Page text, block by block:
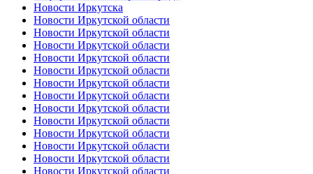
Новости Иркутска
Новости Иркутской области
Новости Иркутской области
Новости Иркутской области
Новости Иркутской области
Новости Иркутской области
Новости Иркутской области
Новости Иркутской области
Новости Иркутской области
Новости Иркутской области
Новости Иркутской области
Новости Иркутской области
Новости Иркутской области
Новости Иркутской области